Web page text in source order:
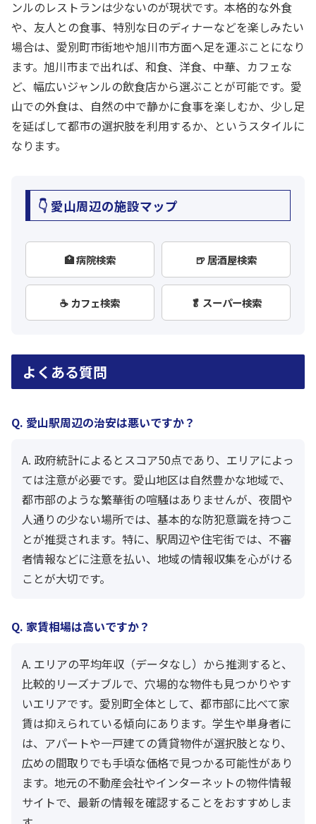
ンルのレストランは少ないのが現状です。本格的な外食
や、友人との食事、特別な日のディナーなどを楽しみたい
場合は、愛別町市街地や旭川市方面へ足を運ぶことになり
ます。旭川市まで出れば、和食、洋食、中華、カフェな
ど、幅広いジャンルの飲食店から選ぶことが可能です。愛
山での外食は、自然の中で静かに食事を楽しむか、少し足
を延ばして都市の選択肢を利用するか、というスタイルに
なります。
👇 愛山周辺の施設マップ
🏥 病院検索 🍺 居酒屋検索
☕ カフェ検索 🥬 スーパー検索
よくある質問
Q. 愛山駅周辺の治安は悪いですか？
A. 政府統計によるとスコア50点であり、エリアによっ
ては注意が必要です。愛山地区は自然豊かな地域で、
都市部のような繁華街の喧騒はありませんが、夜間や
人通りの少ない場所では、基本的な防犯意識を持つこ
とが推奨されます。特に、駅周辺や住宅街では、不審
者情報などに注意を払い、地域の情報収集を心がける
ことが大切です。
Q. 家賃相場は高いですか？
A. エリアの平均年収（データなし）から推測すると、
比較的リーズナブルで、穴場的な物件も見つかりやす
いエリアです。愛別町全体として、都市部に比べて家
賃は抑えられている傾向にあります。学生や単身者に
は、アパートや一戸建ての賃貸物件が選択肢となり、
広めの間取りでも手頃な価格で見つかる可能性があり
ます。地元の不動産会社やインターネットの物件情報
サイトで、最新の情報を確認することをおすすめしま